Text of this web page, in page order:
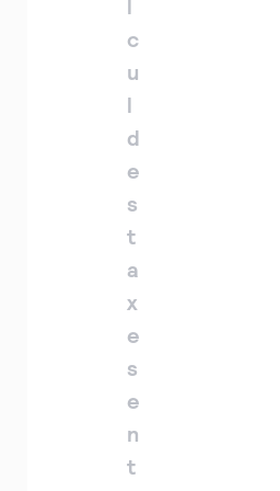
l
c
u
l
d
e
s
t
a
x
e
s
e
n
t